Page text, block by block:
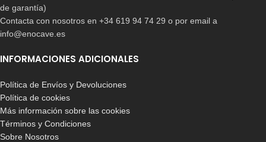
de garantía)
Contacta con nosotros en +34 619 94 74 29 o por email a
info@enocave.es
INFORMACIONES ADICIONALES
Política de Envíos y Devoluciones
Política de cookies
Más información sobre las cookies
Términos y Condiciones
Sobre Nosotros